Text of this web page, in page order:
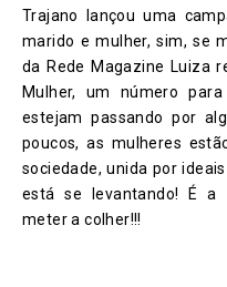
Trajano lançou uma
marido e mulher, sim, se
da Rede Magazine Luiza
Mulher, um número
estejam passando por
poucos, as mulheres
sociedade, unida por
está se levantando! É a
meter a colher!!!